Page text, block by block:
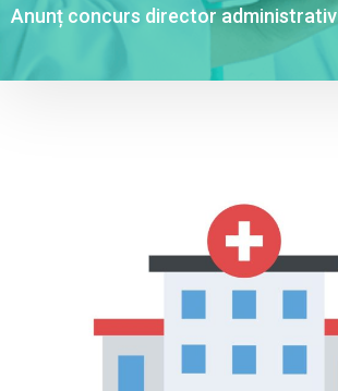
Anunț concurs director administrativ